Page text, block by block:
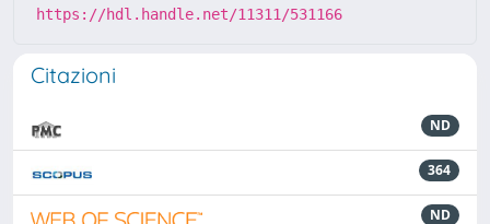
https://hdl.handle.net/11311/531166
Citazioni
ND
364
ND